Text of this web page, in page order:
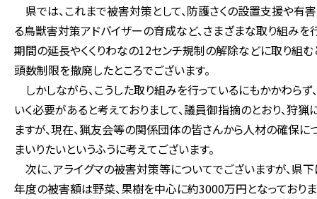
県では、これまで被害対策として、防護さくの設置支援や有
る鳥獣害対策アドバイザーの育成など、さまざまな取り組みを
期間の延長やくくりわなの12センチ規制の解除などに取り組
頭数制限を撤廃したところでございます。
しかしながら、こうした取り組みを行っているにもかかわら
いく必要があると考えておりまして、議員御指摘のとおり、狩
ますが、現在、猟友会等の関係団体の皆さんから人材の確保
まいりたいというふうに考えてございます。
次に、アライグマの被害対策等についてでございますが、県
年度の被害額は野菜、果樹を中心に約3000万円となっておりま